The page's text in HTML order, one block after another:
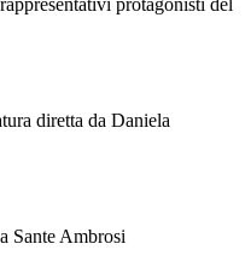
diretta da Daniela
Sante Ambrosi